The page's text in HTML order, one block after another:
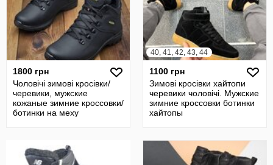
1800 грн
Чоловічі зимові кросівки/
черевики, мужские
кожаные зимние кроссовки/
ботинки на меху
40, 41, 42, 43, 44
1100 грн
Зимові кросівки хайтопи
черевики чоловічі. Мужские
зимние кроссовки ботинки
хайтопы